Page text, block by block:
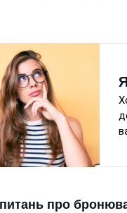
про